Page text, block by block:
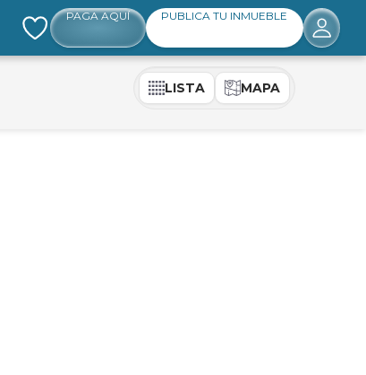
PAGA AQUÍ PUBLICA TU INMUEBLE
LISTA MAPA